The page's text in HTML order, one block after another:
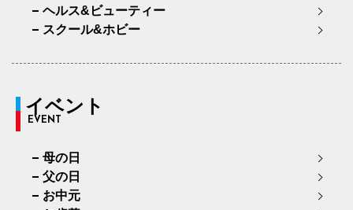
ヘルス&ビューティー
スクール&ホビー
イベント
EVENT
母の日
父の日
お中元